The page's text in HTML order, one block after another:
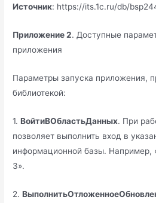
Источник: https://its.1c.ru/db/
Приложение 2. Доступные
приложения
Параметры запуска приложения,
библиотекой:
1.ВойтиВОбластьДанных. При
позволяет выполнить вход в
информационной базы. Например,
3».
2.